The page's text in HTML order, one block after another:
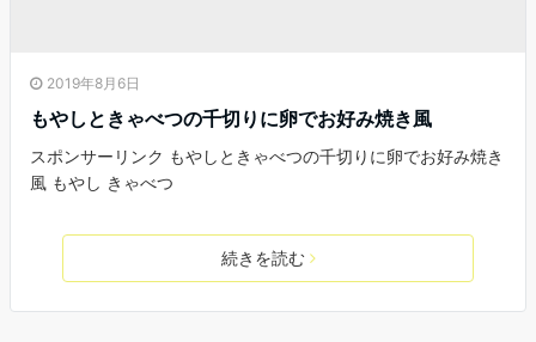
2019年8月6日
もやしときゃべつの千切りに卵でお好み焼き風
スポンサーリンク もやしときゃべつの千切りに卵でお好み焼き
風 もやし きゃべつ
続きを読む